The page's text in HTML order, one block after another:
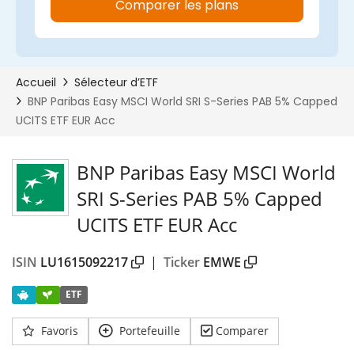
BNP Paribas Easy MSCI World
SRI S-Series PAB 5% Capped
UCITS ETF EUR Acc
ISIN LU1615092217 | Ticker EMWE
ETF
Favoris Portefeuille Comparer